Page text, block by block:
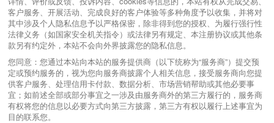
客户服务、开展活动、完成良好的客户体验等多种角度予以收集，并将对
其中涉及个人隐私信息予以严格保密，除非得到您的授权、为履行强行性
法律义务（如国家安全机关指令）或法律另有规定、本注册协议或其他条
款另有约定外，本站不会向外界披露您的隐私信息。
您同意：您通过本站向本站的服务提供商（以下统称为“服务商”）提交预
定或预约服务的，视为您向服务商披露个人相关信息，接受服务商向您提
供客户服务、处理信用卡付款、数据分析、市场营销帮助或其他必要事
宜；如前述全部或部分事宜之一涉及由服务商外的第三方履行的，服务商
有权将您的信息以必要方式向第三方披露，第三方有权以履行上述事宜为
目的联系您。